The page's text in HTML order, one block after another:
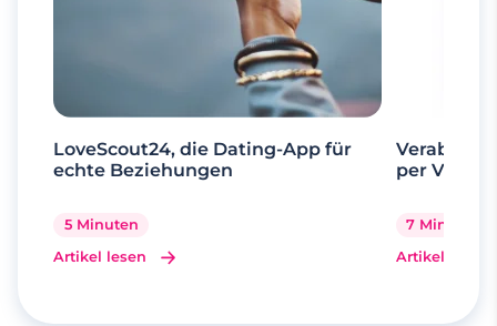
LoveScout24, die Dating-App für
echte Beziehungen
5 Minuten
Artikel lesen
per
7 Minuten
Artikel lesen